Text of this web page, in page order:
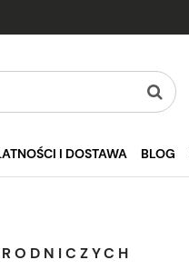
I DOSTAWA BLOG